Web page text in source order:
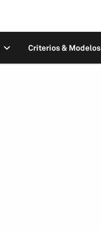
Criterios & Modelos